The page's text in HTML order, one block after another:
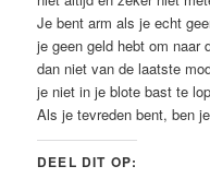
Je bent arm als je echt
je geen geld hebt om naar
dan niet van de laatste
je niet in je blote bast te
Als je tevreden bent, ben
DEEL DIT OP: